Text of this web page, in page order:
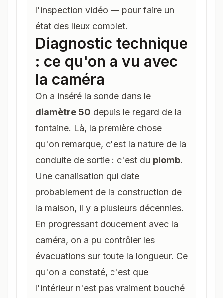
l'inspection vidéo — pour faire un
état des lieux complet.
Diagnostic technique
: ce qu'on a vu avec
la caméra
On a inséré la sonde dans le
diamètre 50 depuis le regard de la
fontaine. Là, la première chose
qu'on remarque, c'est la nature de la
conduite de sortie : c'est du plomb.
Une canalisation qui date
probablement de la construction de
la maison, il y a plusieurs décennies.
En progressant doucement avec la
caméra, on a pu contrôler les
évacuations sur toute la longueur. Ce
qu'on a constaté, c'est que
l'intérieur n'est pas vraiment bouché